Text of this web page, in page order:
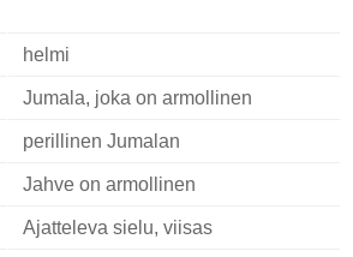
helmi
Jumala, joka on armollinen
perillinen Jumalan
Jahve on armollinen
Ajatteleva sielu, viisas